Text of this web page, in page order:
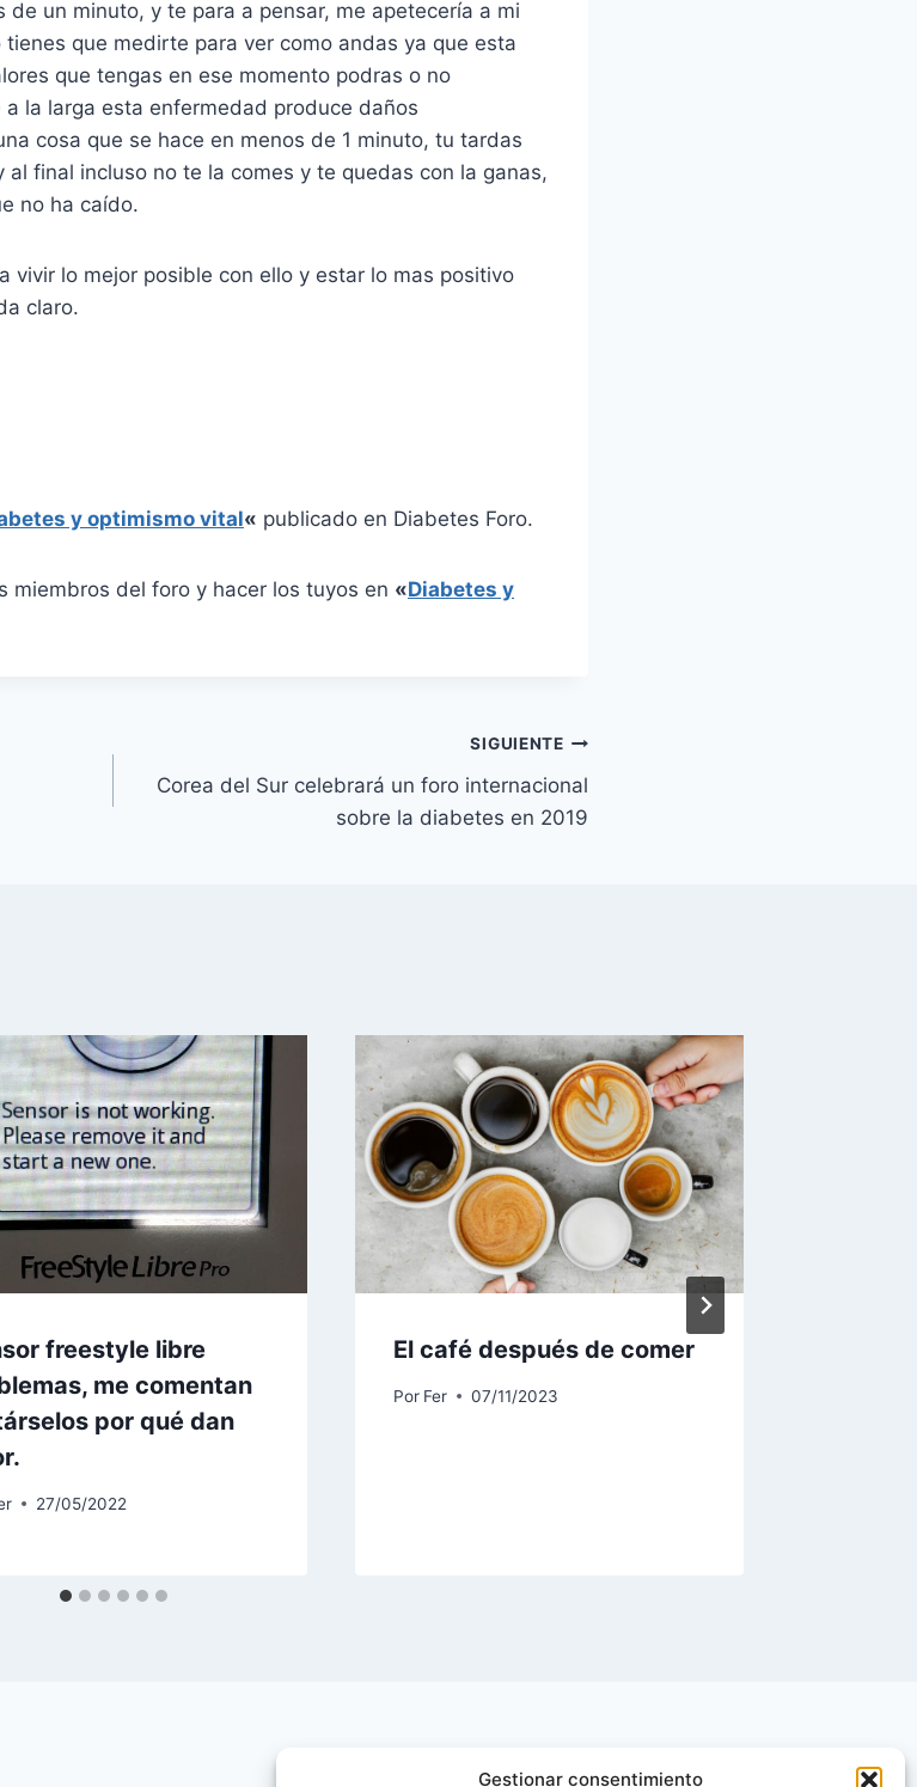
Gestionar consentimiento
de un minuto, y te para a pensar, me apetecería a mi
que medirte para ver como andas ya que esta
que tengas en ese momento podras o no
la larga esta enfermedad produce daños
cosa que se hace en menos de 1 minuto, tu tardas
final incluso no te la comes y te quedas con la ganas,
no ha caído.
vivir lo mejor posible con ello y estar lo mas positivo
claro.
y optimismo vital« publicado en Diabetes Foro.
miembros del foro y hacer los tuyos en «Diabetes y
SIGUIENTE
Corea del Sur celebrará un foro internacional
sobre la diabetes en 2019
freestyle libre
me comentan
por qué dan
27/05/2022
El café después de comer
Por Fer 07/11/2023